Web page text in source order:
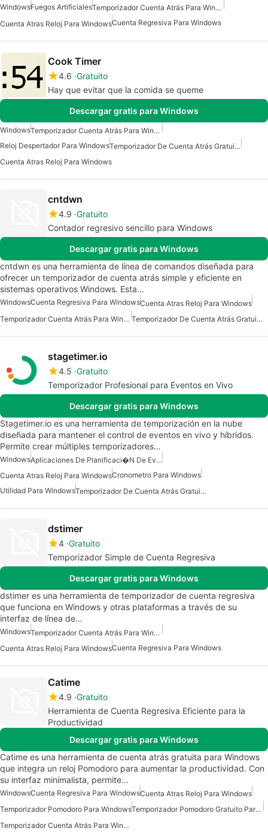
WindowsFuegos Artificiales
Temporizador Cuenta Atrás Para Windows
Cuenta Atras Reloj Para WindowsCuenta Regresiva Para Windows
Cook Timer
4.6 Gratuito
Hay que evitar que la comida se queme
Descargar gratis para Windows
Windows
Temporizador Cuenta Atrás Para Windows
Reloj Despertador Para Windows
Temporizador De Cuenta Atrás Gratuito Para Windows
Cuenta Atras Reloj Para Windows
cntdwn
4.9 Gratuito
Contador regresivo sencillo para Windows
Descargar gratis para Windows
cntdwn es una herramienta de línea de comandos diseñada para
ofrecer un temporizador de cuenta atrás simple y eficiente en
sistemas operativos Windows. Esta…
WindowsCuenta Regresiva Para WindowsCuenta Atras Reloj Para Windows
Temporizador Cuenta Atrás Para Windows
Temporizador De Cuenta Atrás Gratuito Para Windows
stagetimer.io
4.5 Gratuito
Temporizador Profesional para Eventos en Vivo
Descargar gratis para Windows
Stagetimer.io es una herramienta de temporización en la nube
diseñada para mantener el control de eventos en vivo y híbridos.
Permite crear múltiples temporizadores…
Windows
Aplicaciones De Planificaci�n De Eventos
Cuenta Atras Reloj Para WindowsCronometro Para Windows
Utilidad Para Windows
Temporizador De Cuenta Atrás Gratuito Para Windows
dstimer
4 Gratuito
Temporizador Simple de Cuenta Regresiva
Descargar gratis para Windows
dstimer es una herramienta de temporizador de cuenta regresiva
que funciona en Windows y otras plataformas a través de su
interfaz de línea de…
Windows
Temporizador Cuenta Atrás Para Windows
Cuenta Atras Reloj Para WindowsCuenta Regresiva Para Windows
Catime
4.9 Gratuito
Herramienta de Cuenta Regresiva Eficiente para la
Productividad
Descargar gratis para Windows
Catime es una herramienta de cuenta atrás gratuita para Windows
que integra un reloj Pomodoro para aumentar la productividad. Con
su interfaz minimalista, permite…
WindowsCuenta Regresiva Para WindowsCuenta Atras Reloj Para Windows
Temporizador Pomodoro Para Windows
Temporizador Pomodoro Gratuito Para Windows
Temporizador Cuenta Atrás Para Windows